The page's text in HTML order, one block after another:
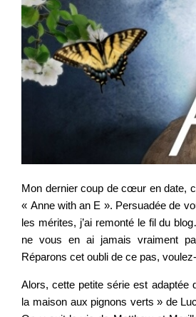
Mon dernier coup de cœur en date,
« Anne with an E ». Persuadée de
les mérites, j’ai remonté le fil du
ne vous en ai jamais vraiment
Réparons cet oubli de ce pas,
Alors, cette petite série est adaptée
la maison aux pignons verts » de